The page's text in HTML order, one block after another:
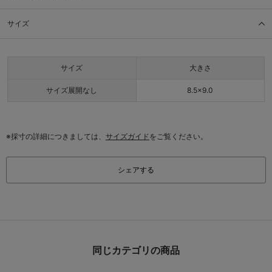
サイズ
サイズ 大きさ
サイズ展開なし 8.5×9.0
※採寸の詳細につきましては、 サイズガイドをご覧ください。
シェアする
同じカテゴリの商品